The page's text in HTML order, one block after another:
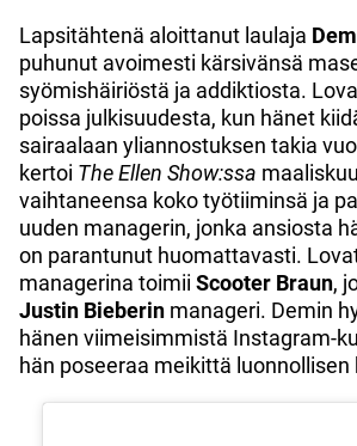
Lapsitähtenä aloittanut laulaja
puhunut avoimesti kärsivänsä
syömishäiriöstä ja addiktiosta.
poissa julkisuudesta, kun hänet
sairaalaan yliannostuksen takia
kertoi The Ellen Show:ssa
vaihtaneensa koko työtiiminsä ja
uuden managerin, jonka ansiosta
on parantunut huomattavasti.
managerina toimii Scooter Braun,
Justin Bieberin manageri. Demin
hänen viimeisimmistä Instagram-
hän poseeraa meikittä luonnollisen